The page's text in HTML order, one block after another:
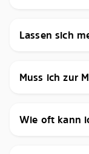
Lassen sich
Muss ich zur
Wie oft kann